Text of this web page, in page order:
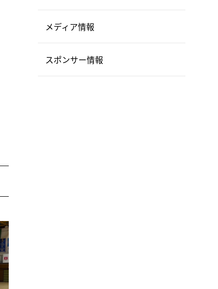
メディア情報
スポンサー情報